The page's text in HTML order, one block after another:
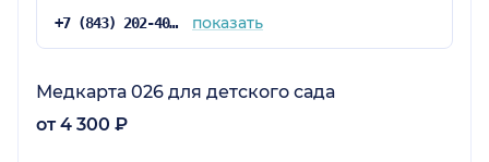
+7 (843) 202-40-11 показать
Медкарта 026 для детского сада
от 4 300 ₽